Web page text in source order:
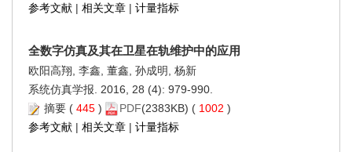
参考文献 | 相关文章 | 计量指标
全数字仿真及其在卫星在轨维护中的应用
欧阳高翔, 李鑫, 董鑫, 孙成明, 杨新
系统仿真学报. 2016, 28 (4): 979-990.
摘要 ( 445 ) PDF(2383KB) ( 1002 )
参考文献 | 相关文章 | 计量指标